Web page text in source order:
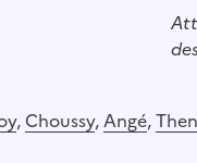
, Choussy,Angé,